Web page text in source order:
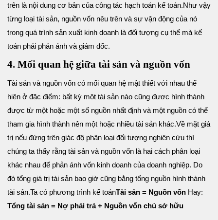
trên là nội dung cơ bản của công tác hạch toán kế toán.Như vậy
từng loại tài sản, nguồn vốn nêu trên và sự vận động của nó
trong quá trình sản xuất kinh doanh là đối tượng cụ thể mà kế
toán phải phản ánh và giám đốc.
4. Mối quan hệ giữa tài sản và nguồn vốn
Tài sản và nguồn vốn có mối quan hệ mật thiết với nhau thể
hiện ở đặc điểm: bất kỳ một tài sản nào cũng được hình thành
được từ một hoặc một số nguồn nhất định và một nguồn có thể
tham gia hình thành nên một hoặc nhiều tài sản khác.Về mặt giá
trị nếu đứng trên giác độ phân loại đối tượng nghiên cứu thì
chúng ta thấy rằng tài sản và nguồn vốn là hai cách phân loại
khác nhau để phản ánh vốn kinh doanh của doanh nghiệp. Do
đó tổng giá trị tài sản bao giờ cũng bằng tổng nguồn hình thành
tài sản.Ta có phương trình kế toánTài sản = Nguồn vốn Hay:
Tổng tài sản = Nợ phải trả + Nguồn vốn chủ sở hữu